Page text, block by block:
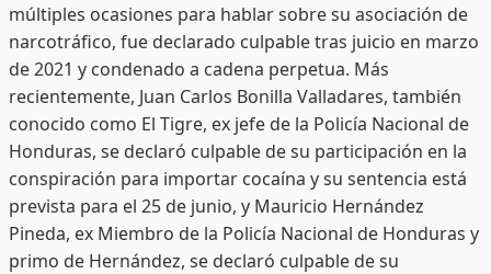
múltiples ocasiones para hablar sobre su asociación de
narcotráfico, fue declarado culpable tras juicio en marzo
de 2021 y condenado a cadena perpetua. Más
recientemente, Juan Carlos Bonilla Valladares, también
conocido como El Tigre, ex jefe de la Policía Nacional de
Honduras, se declaró culpable de su participación en la
conspiración para importar cocaína y su sentencia está
prevista para el 25 de junio, y Mauricio Hernández
Pineda, ex Miembro de la Policía Nacional de Honduras y
primo de Hernández, se declaró culpable de su